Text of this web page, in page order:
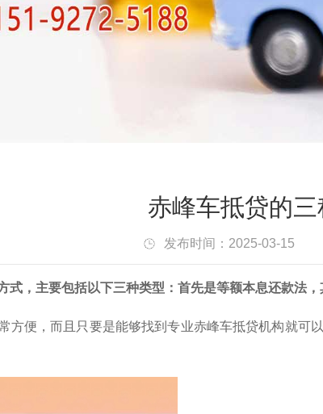
赤峰车抵贷的
发布时间：2025-03-15
式，主要包括以下三种类型：首先是等额本息还款法
方便，而且只要是能够找到专业赤峰车抵贷机构就